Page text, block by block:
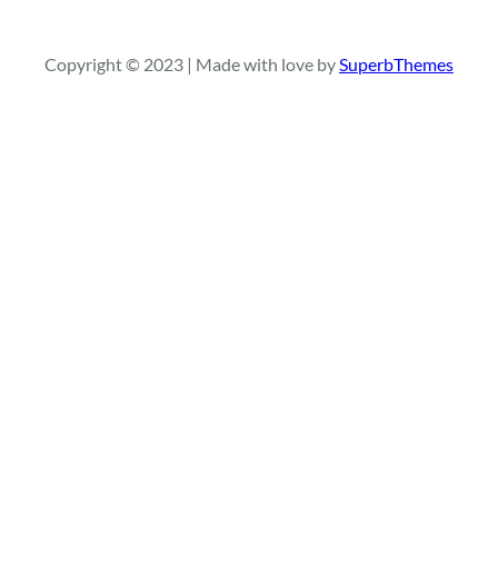
c
Copyright © 2023 | Made with love bySuperbThemes